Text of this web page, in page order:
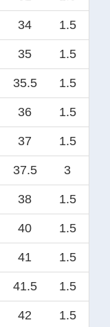
34 1.5
35 1.5
35.5 1.5
36 1.5
37 1.5
37.5 3
38 1.5
40 1.5
41 1.5
41.5 1.5
42 1.5